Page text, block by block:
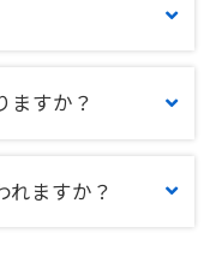
ますか？
れますか？